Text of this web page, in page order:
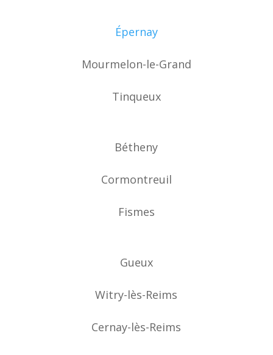
Épernay
Mourmelon-le-Grand
Tinqueux
Bétheny
Cormontreuil
Fismes
Gueux
Witry-lès-Reims
Cernay-lès-Reims